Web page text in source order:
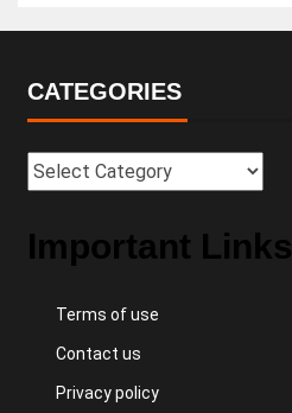
CATEGORIES
Important Links
Terms of use
Contact us
Privacy policy